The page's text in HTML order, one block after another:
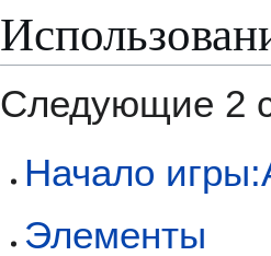
Следующие 2
Начало
Элементы